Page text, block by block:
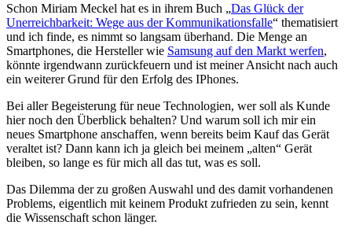
Schon Miriam Meckel hat es in ihrem Buch „Das Glück der
Unerreichbarkeit: Wege aus der Kommunikationsfalle“ thematisiert
und ich finde, es nimmt so langsam überhand. Die Menge an
Smartphones, die Hersteller wie Samsung auf den Markt werfen,
könnte irgendwann zurückfeuern und ist meiner Ansicht nach auch
ein weiterer Grund für den Erfolg des IPhones.
Bei aller Begeisterung für neue Technologien, wer soll als Kunde
hier noch den Überblick behalten? Und warum soll ich mir ein
neues Smartphone anschaffen, wenn bereits beim Kauf das Gerät
veraltet ist? Dann kann ich ja gleich bei meinem „alten“ Gerät
bleiben, so lange es für mich all das tut, was es soll.
Das Dilemma der zu großen Auswahl und des damit vorhandenen
Problems, eigentlich mit keinem Produkt zufrieden zu sein, kennt
die Wissenschaft schon länger.